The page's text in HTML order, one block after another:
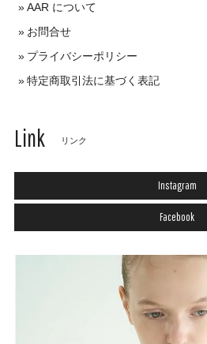
AAR について
お問合せ
プライバシーポリシー
特定商取引法に基づく表記
Link リンク
Instagram
Facebook